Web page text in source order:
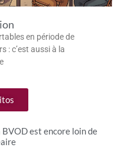
en période de
: c’est aussi à la
BVOD est encore loin de